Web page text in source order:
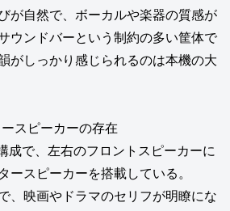
が自然で、ボーカルや楽器の質感が
ウンドバーという制約の多い筐体で
がしっかり感じられるのは本機の大
スピーカーの存在
成で、左右のフロントスピーカーに
ースピーカーを搭載している。
、映画やドラマのセリフが明瞭にな